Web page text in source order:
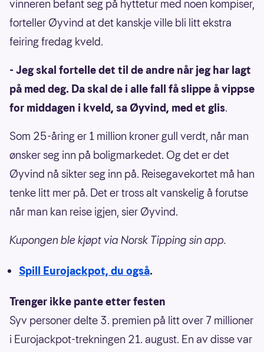
vinneren befant seg på hyttetur med noen kompiser,
forteller Øyvind at det kanskje ville bli litt ekstra
feiring fredag kveld.
- Jeg skal fortelle det til de andre når jeg har lagt
på med deg. Da skal de i alle fall få slippe å vippse
for middagen i kveld, sa Øyvind, med et glis.
Som 25-åring er 1 million kroner gull verdt, når man
ønsker seg inn på boligmarkedet. Og det er det
Øyvind nå sikter seg inn på. Reisegavekortet må han
tenke litt mer på. Det er tross alt vanskelig å forutse
når man kan reise igjen, sier Øyvind.
Kupongen ble kjøpt via Norsk Tipping sin app.
Spill Eurojackpot, du også.
Trenger ikke pante etter festen
Syv personer delte 3. premien på litt over 7 millioner
i Eurojackpot-trekningen 21. august. En av disse var